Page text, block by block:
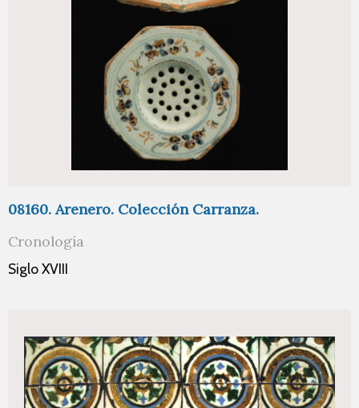
08160. Arenero. Colección Carranza.
Cronología
Siglo XVIII